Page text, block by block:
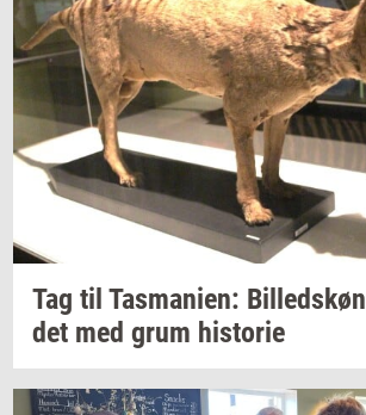
Tag til Tas­ma­ni­en: Bil­leds­køn
det med grum hi­sto­rie